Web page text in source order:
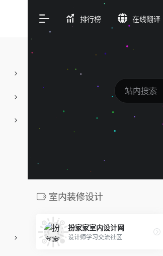
排行榜 在线翻译
室内装修设计
扮家家室内设计网
设计师学习交流社区